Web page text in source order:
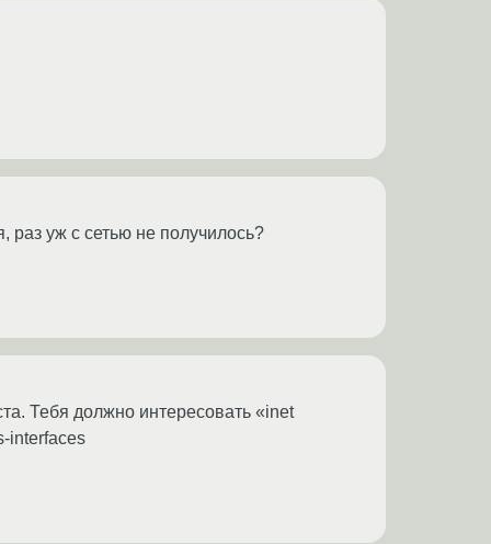
раз уж с сетью не получилось?
Тебя должно интересовать «inet
interfaces